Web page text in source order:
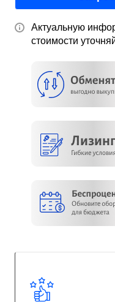
Актуальную
стоимости